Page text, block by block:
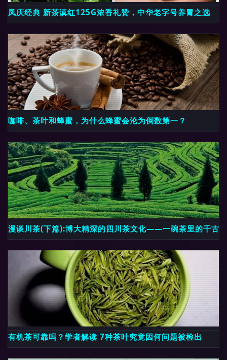
凤庆经典 新茶滇红125G浓香礼赞，中华老字号养胃之选
咖啡、茶叶和蜂蜜，为什么蜂蜜会沦为倒数第一？
漫谈川茶(下篇):博大精深的四川茶文化——一碗茶里的千古
有机茶可靠吗？学者解读 7种茶叶究竟因何问题被检出